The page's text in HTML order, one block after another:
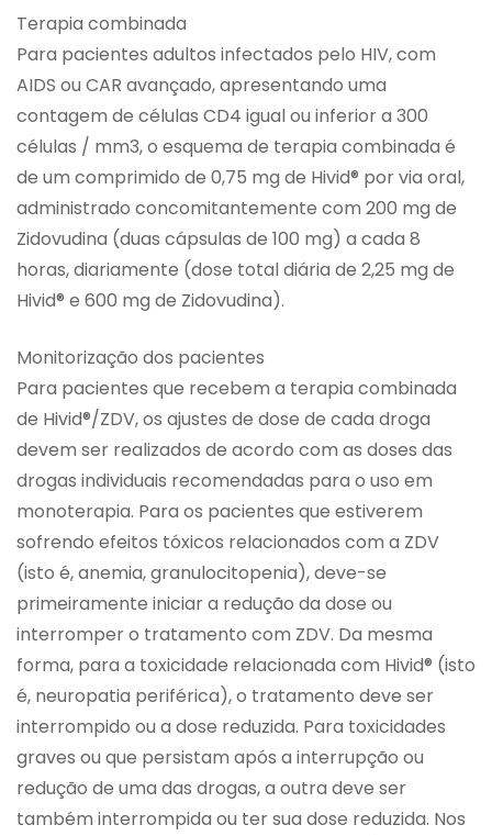
Terapia combinada
Para pacientes adultos infectados pelo HIV, com
AIDS ou CAR avançado, apresentando uma
contagem de células CD4 igual ou inferior a 300
células / mm3, o esquema de terapia combinada é
de um comprimido de 0,75 mg de Hivid® por via oral,
administrado concomitantemente com 200 mg de
Zidovudina (duas cápsulas de 100 mg) a cada 8
horas, diariamente (dose total diária de 2,25 mg de
Hivid® e 600 mg de Zidovudina).
Monitorização dos pacientes
Para pacientes que recebem a terapia combinada
de Hivid®/ZDV, os ajustes de dose de cada droga
devem ser realizados de acordo com as doses das
drogas individuais recomendadas para o uso em
monoterapia. Para os pacientes que estiverem
sofrendo efeitos tóxicos relacionados com a ZDV
(isto é, anemia, granulocitopenia), deve-se
primeiramente iniciar a redução da dose ou
interromper o tratamento com ZDV. Da mesma
forma, para a toxicidade relacionada com Hivid® (isto
é, neuropatia periférica), o tratamento deve ser
interrompido ou a dose reduzida. Para toxicidades
graves ou que persistam após a interrupção ou
redução de uma das drogas, a outra deve ser
também interrompida ou ter sua dose reduzida. Nos